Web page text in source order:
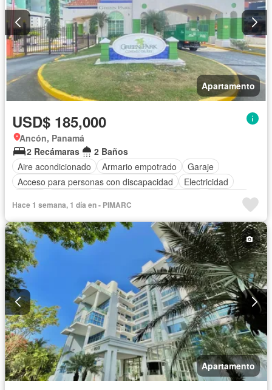
Apartamento
USD$ 185,000
Ancón, Panamá
2 Recámaras
2 Baños
Aire acondicionado
Armario empotrado
Garaje
Acceso para personas con discapacidad
Electricidad
Ascensor
Gas natural
Vista panorámica
Agua
Patio
Hace 1 semana, 1 día en - PIMARC
Apartamento